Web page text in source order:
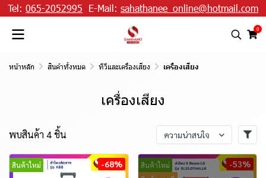
Tel: 065-2052995 E-Mail: sahathanee_online@hotmail.com
0
หน้าหลัก สินค้าทั้งหมด ทีวีและเครื่องเสียง เครื่องเสียง
เครื่องเสียง
พบสินค้า 4 ชิ้น ความน่าสนใจ
สินค้าใหม่ -68%
สินค้าใหม่
-53%